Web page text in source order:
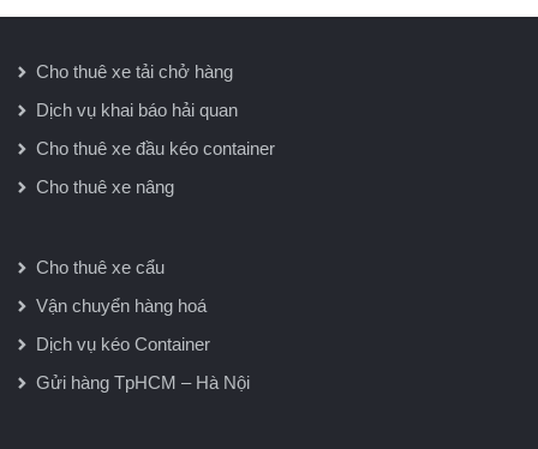
Cho thuê xe tải chở hàng
Dịch vụ khai báo hải quan
Cho thuê xe đầu kéo container
Cho thuê xe nâng
Cho thuê xe cẩu
Vận chuyển hàng hoá
Dịch vụ kéo Container
Gửi hàng TpHCM – Hà Nội